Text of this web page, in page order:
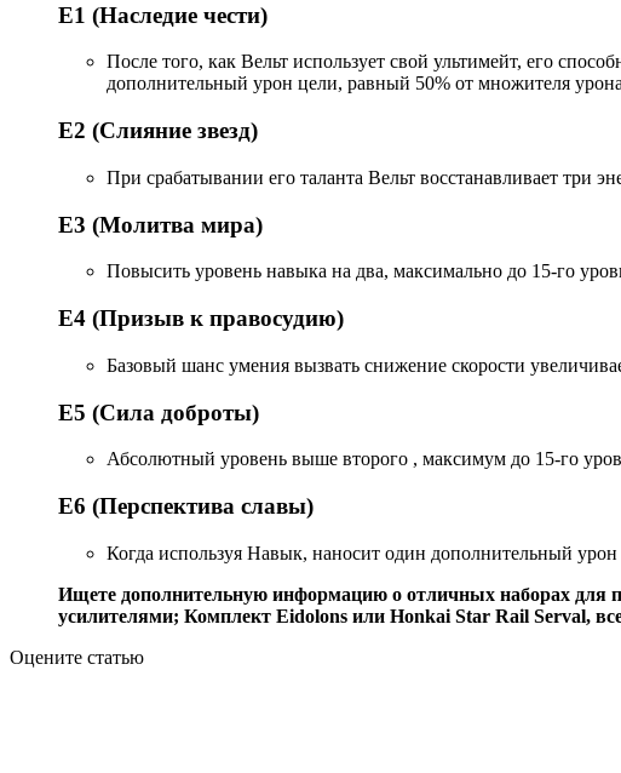
E1 (Наследие чести)
После того, как Вельт использует свой ультимейт, его
дополнительный урон цели, равный 50% от множителя
E2 (Слияние звезд)
При срабатывании его таланта Вельт восстанавливает три
E3 (Молитва мира)
Повысить уровень навыка на два, максимально до 15-го
E4 (Призыв к правосудию)
Базовый шанс умения вызвать снижение скорости
E5 (Сила доброты)
Абсолютный уровень выше второго , максимум до 15-го
E6 (Перспектива славы)
Когда используя Навык, наносит один дополнительный урон
Ищете дополнительную информацию о отличных наборах для
усилителями; Комплект Eidolons или Honkai Star Rail Serval,
Оцените статью